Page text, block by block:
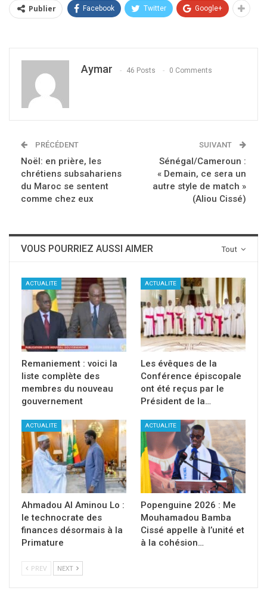
Publier Facebook Twitter Google+
Aymar 46 Posts 0 Comments
PRÉCÉDENT
Noël: en prière, les
chrétiens subsahariens
du Maroc se sentent
comme chez eux
SUIVANT
Sénégal/Cameroun :
« Demain, ce sera un
autre style de match »
(Aliou Cissé)
Tout
VOUS POURRIEZ AUSSI AIMER
ACTUALITE
Remaniement : voici la
liste complète des
membres du nouveau
gouvernement
ACTUALITE
Les évêques de la
Conférence épiscopale
ont été reçus par le
Président de la…
ACTUALITE
Ahmadou Al Aminou Lo :
le technocrate des
finances désormais à la
Primature
ACTUALITE
Popenguine 2026 : Me
Mouhamadou Bamba
Cissé appelle à l’unité et
à la cohésion…
PREV NEXT